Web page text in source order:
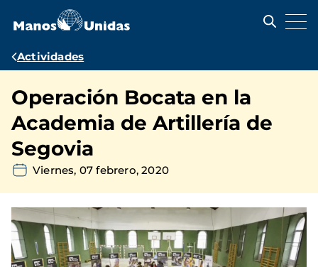
contenido
Ruta
navegación
Actividades
Operación Bocata en la
Academia de Artillería de
Segovia
Viernes, 07 febrero, 2020